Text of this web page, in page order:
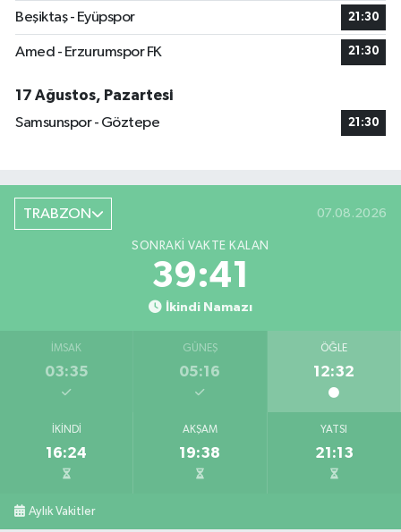
Beşiktaş - Eyüpspor 21:30
Amed - Erzurumspor FK 21:30
17 Ağustos, Pazartesi
Samsunspor - Göztepe
21:30
TRABZON 07.08.2026
SONRAKI VAKTE KALAN
39:40
İkindi Namazı
İMSAK
03:35
GÜNEŞ
05:16
ÖĞLE
12:32
İKINDI
16:24
AKŞAM
19:38
YATSI
21:13
Aylık Vakitler